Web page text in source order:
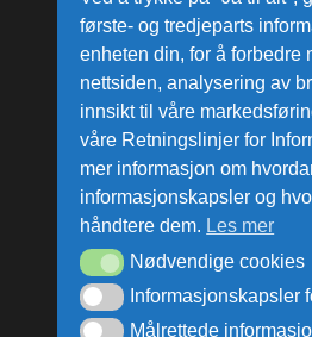
Alle varer sendes
Norge
ata Group AS © Alle
første- og tredjeparts
enheten din, for å forbedre
nettsiden, analysering av
innsikt til våre
våre Retningslinjer for
mer informasjon om
informasjonskapsler og
håndtere dem. Les mer
Nødvendige cookies
Informasjonskapsler
Målrettede